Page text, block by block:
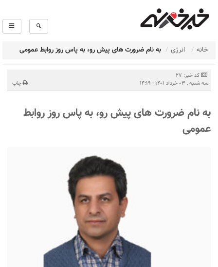
خانه انرژی به نام ضرورت های پیش رو، به پاس روز روابط عمومی
کد خبر: 27
سه شنبه , 03 خرداد 1401 - 14:19
چاپ
به نام ضرورت های پیش رو، به پاس روز روابط
عمومی